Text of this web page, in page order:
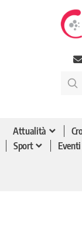
Attualità
Sport
Eventi